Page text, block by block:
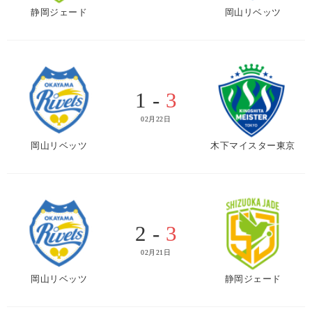
静岡ジェード 岡山リベッツ
岡山リベッツ
1 - 3
02月22日
木下マイスター東京
岡山リベッツ
2 - 3
02月21日
静岡ジェード